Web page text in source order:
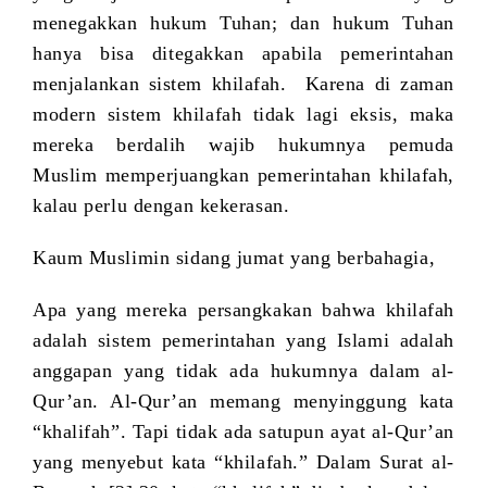
menegakkan hukum Tuhan; dan hukum Tuhan
hanya bisa ditegakkan apabila pemerintahan
menjalankan sistem khilafah. Karena di zaman
modern sistem khilafah tidak lagi eksis, maka
mereka berdalih wajib hukumnya pemuda
Muslim memperjuangkan pemerintahan khilafah,
kalau perlu dengan kekerasan.
Kaum Muslimin sidang jumat yang berbahagia,
Apa yang mereka persangkakan bahwa khilafah
adalah sistem pemerintahan yang Islami adalah
anggapan yang tidak ada hukumnya dalam al-
Qur’an. Al-Qur’an memang menyinggung kata
“khalifah”. Tapi tidak ada satupun ayat al-Qur’an
yang menyebut kata “khilafah.” Dalam Surat al-